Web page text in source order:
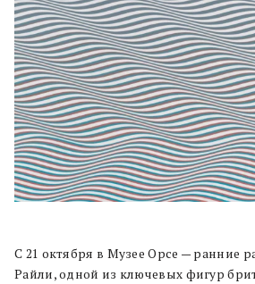
С 21 октября в Музее Орсе — ранние
Райли, одной из ключевых фигур